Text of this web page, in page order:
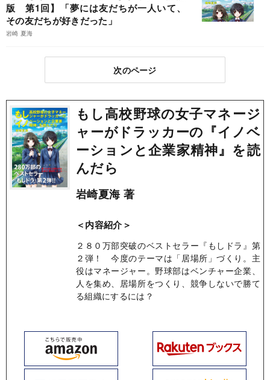
版 第1回】「夢には友だちが一人いて、
その友だちが好きだった」
岩崎 夏海
次のページ
もし高校野球の女子マネージ
ャーがドラッカーの『イノベ
ーションと企業家精神』を読
んだら
岩崎夏海 著
＜内容紹介＞
２８０万部突破のベストセラー『もしドラ』第
２弾！ 今度のテーマは「居場所」づくり。主
役はマネージャー。野球部はベンチャー企業、
人を集め、居場所をつくり、競争しないで勝て
る組織にするには？